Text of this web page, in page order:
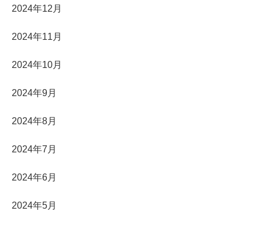
2024年12月
2024年11月
2024年10月
2024年9月
2024年8月
2024年7月
2024年6月
2024年5月